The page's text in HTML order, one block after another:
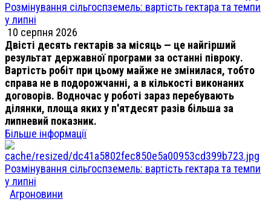
Розмінування сільгоспземель: вартість гектара та темпи
у липні
10 серпня 2026
Двісті десять гектарів за місяць — це найгірший
результат державної програми за останні півроку.
Вартість робіт при цьому майже не змінилася, тобто
справа не в подорожчанні, а в кількості виконаних
договорів. Водночас у роботі зараз перебувають
ділянки, площа яких у п'ятдесят разів більша за
липневий показник.
Більше інформації
Розмінування сільгоспземель: вартість гектара та темпи
у липні
Агроновини